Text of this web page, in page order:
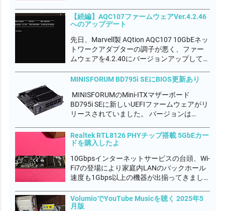
んだかんだでトータル 44,974円もかかりま
した💦 完全自己満足の世界です。何も言わ
【続編】AQC107ファームウェアVer.4.2.46
へのアップデート
先日、Marvell製 AQtion AQC107 10GbEネッ
トワークアダプターの調子が悪く、ファー
ムウェアを4.2.40にバージョンアップして不
はダウンロード速度が3Gbps程度しか出な
ャーから一...
MINISFORUM BD795i SEにBIOS更新あり
MINISFORUMのMini-ITXマザーボード
BD795i SEに新しいUEFIファームウェアがリ
リースされていました。 バージョンは
使っているときに唯一の不具合を感じて
て、アプリの起動や最小化するときに不定
Realtek RTL8126 PHYチップ搭載 5GbEカー
ドを購入したよ
10Gbpsインターネットサービスの台頭、Wi-
Fi7の登場により家庭内LANのバックホール
速度も1Gbps以上の機器が出揃ってきまし
5GbE普及期に入ると いわれています。
10GbEの分野では安価な部類でMarvel...
VolumioでYouTube Musicを聴く 2025年5
月版